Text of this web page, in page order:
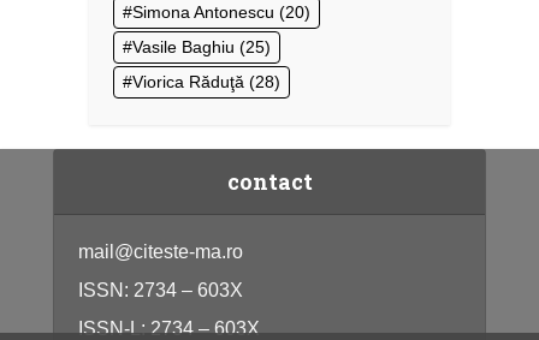
Simona Antonescu (20)
Vasile Baghiu (25)
Viorica Răduţă (28)
contact
mail@citeste-ma.ro
ISSN: 2734 – 603X
ISSN-L: 2734 – 603X